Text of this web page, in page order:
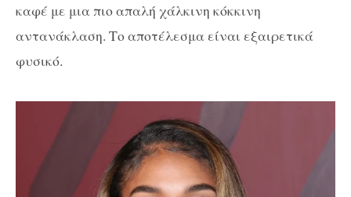
καφέ με μια πιο απαλή χάλκινη κόκκινη
αντανάκλαση. Το αποτέλεσμα είναι εξαιρετικά
φυσικό.